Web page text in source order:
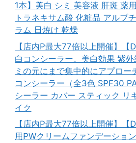
1本】美白 シミ 美容液 肝斑 薬
トラネキサム酸 化粧品 アルブ
ラム 日焼け 乾燥
【店内P最大77倍以上開催】【
白コンシーラー。美白効果 紫
ミの元にまで集中的にアプロー
コンシーラー（全3色 SPF30
シーラー カバー スティック リ
イク
【店内P最大77倍以上開催】【
用PWクリームファンデーショ